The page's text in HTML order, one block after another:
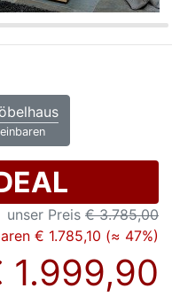
unser Preis € 3.785,00
€ 1.785,10 (≈ 47%)
1.999,90